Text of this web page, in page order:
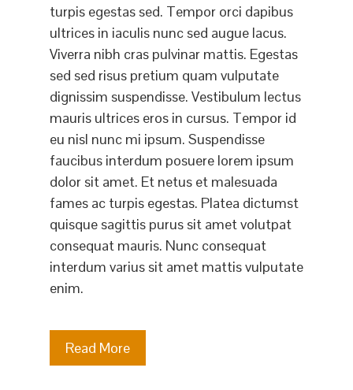
turpis egestas sed. Tempor orci dapibus
ultrices in iaculis nunc sed augue lacus.
Viverra nibh cras pulvinar mattis. Egestas
sed sed risus pretium quam vulputate
dignissim suspendisse. Vestibulum lectus
mauris ultrices eros in cursus. Tempor id
eu nisl nunc mi ipsum. Suspendisse
faucibus interdum posuere lorem ipsum
dolor sit amet. Et netus et malesuada
fames ac turpis egestas. Platea dictumst
quisque sagittis purus sit amet volutpat
consequat mauris. Nunc consequat
interdum varius sit amet mattis vulputate
enim.
Read More